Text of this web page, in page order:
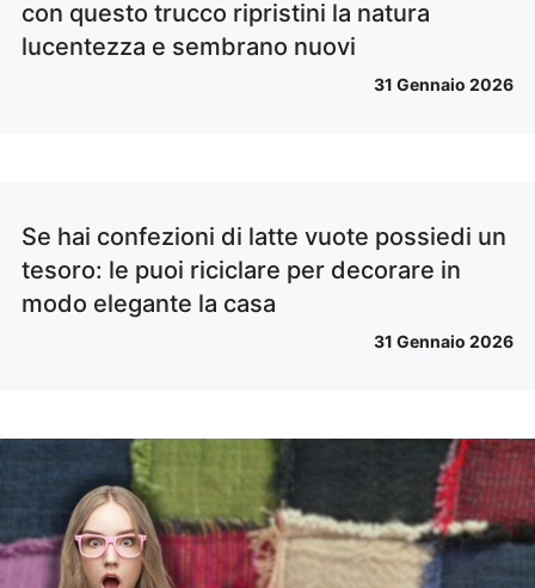
con questo trucco ripristini la natura
lucentezza e sembrano nuovi
31 Gennaio 2026
Se hai confezioni di latte vuote possiedi un
tesoro: le puoi riciclare per decorare in
modo elegante la casa
31 Gennaio 2026